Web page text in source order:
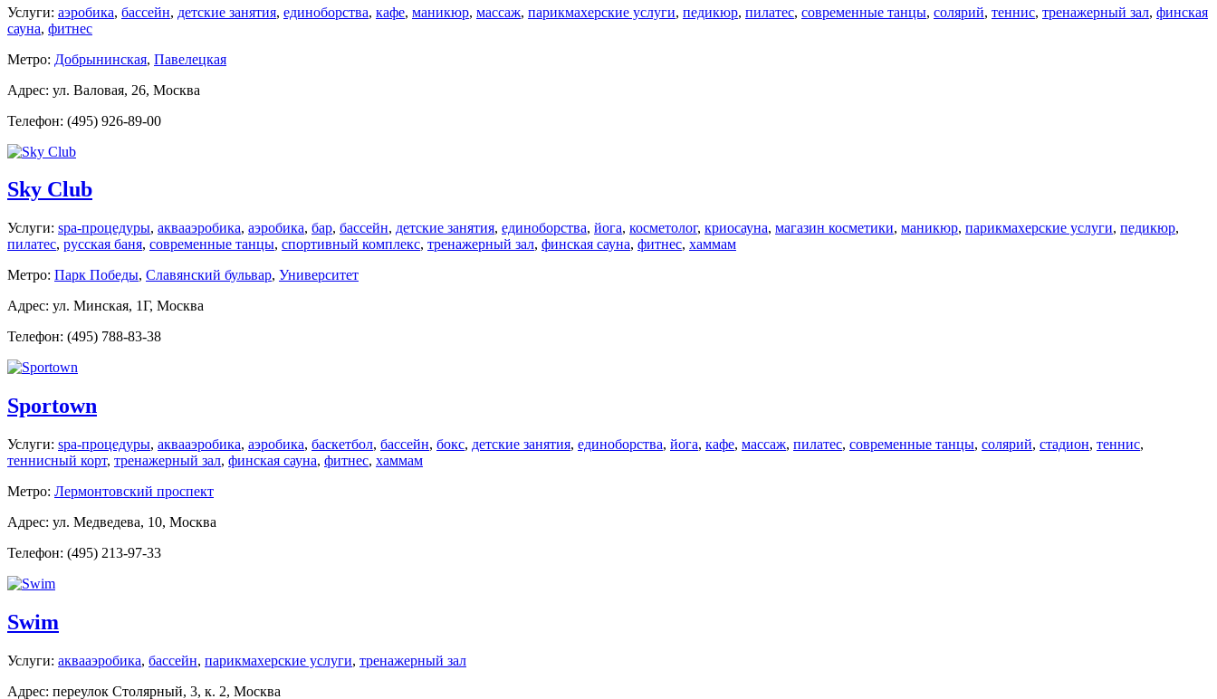
Услуги: аэробика, бассейн, детские занятия, единоборства, кафе, маникюр, массаж, парикмахерские услуги, педикюр, пилатес, современные танцы, солярий, теннис, тренажерный зал, финская
сауна, фитнес
Метро: Добрынинская, Павелецкая
Адрес: ул. Валовая, 26, Москва
Телефон: (495) 926-89-00
Sky Club
Услуги: spa-процедуры, аквааэробика, аэробика, бар, бассейн, детские занятия, единоборства, йога, косметолог, криосауна, магазин косметики, маникюр, парикмахерские услуги, педикюр,
пилатес, русская баня, современные танцы, спортивный комплекс, тренажерный зал, финская сауна, фитнес, хаммам
Метро: Парк Победы, Славянский бульвар, Университет
Адрес: ул. Минская, 1Г, Москва
Телефон: (495) 788-83-38
Sportown
Услуги: spa-процедуры, аквааэробика, аэробика, баскетбол, бассейн, бокс, детские занятия, единоборства, йога, кафе, массаж, пилатес, современные танцы, солярий, стадион, теннис,
теннисный корт, тренажерный зал, финская сауна, фитнес, хаммам
Метро: Лермонтовский проспект
Адрес: ул. Медведева, 10, Москва
Телефон: (495) 213-97-33
Swim
Услуги: аквааэробика, бассейн, парикмахерские услуги, тренажерный зал
Адрес: переулок Столярный, 3, к. 2, Москва